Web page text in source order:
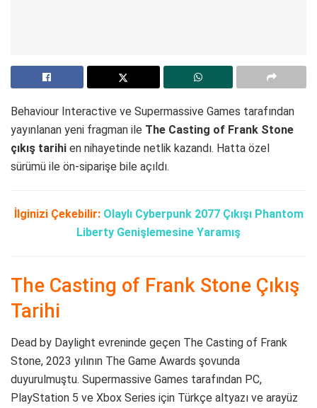
Behaviour Interactive ve Supermassive Games tarafından
yayınlanan yeni fragman ile The Casting of Frank Stone
çıkış tarihi en nihayetinde netlik kazandı. Hatta özel
sürümü ile ön-siparişe bile açıldı.
İlginizi Çekebilir: Olaylı Cyberpunk 2077 Çıkışı Phantom
Liberty Genişlemesine Yaramış
The Casting of Frank Stone Çıkış
Tarihi
Dead by Daylight evreninde geçen The Casting of Frank
Stone, 2023 yılının The Game Awards şovunda
duyurulmuştu. Supermassive Games tarafından PC,
PlayStation 5 ve Xbox Series için Türkçe altyazı ve arayüz